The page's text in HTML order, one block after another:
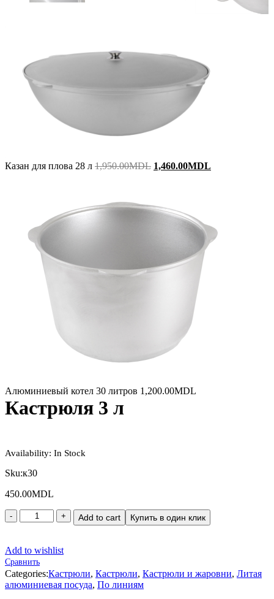
Казан для плова 28 л 1,950.00MDL Original
1,460.00MDL
Алюминиевый котел 30 литров 1,200.00MDL
Кастрюля 3 л
Availability: In Stock
Sku:к30
450.00MDL
Add to cart Купить в один клик
Add to wishlist
Сравнить
Categories:Кастрюли, Кастрюли, Кастрюли и жаровни, Литая
алюминиевая посуда, По линиям